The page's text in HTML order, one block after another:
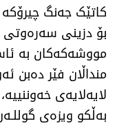
کاتێک جەنگ
بۆ دزینی سەرەوتی
مووشەکەکان بە
منداڵان فێر دەبن
لایەلایەی خەوننییە،
بەڵکو ویزەی